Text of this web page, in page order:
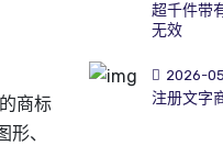
商标
形、
超千件带
无效
2026-
注册文字